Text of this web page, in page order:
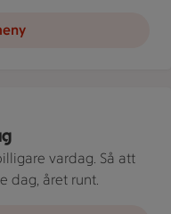
vardag. Så att
dag, året runt.